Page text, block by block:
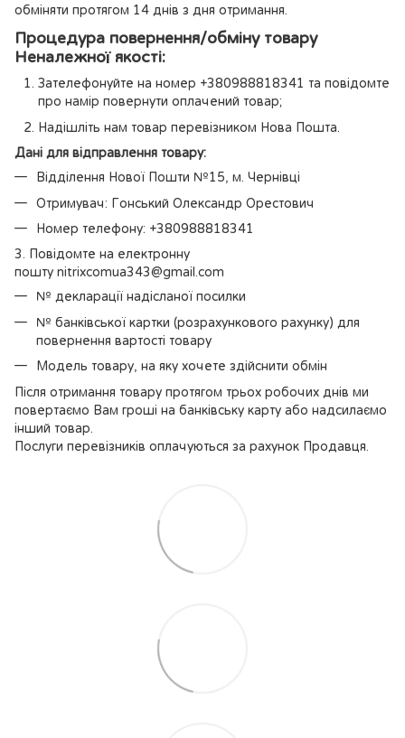
обміняти протягом 14 днів з дня отримання.
Процедура повернення/обміну товару
Неналежної якості:
Зателефонуйте на номер +380988818341 та повідомте
про намір повернути оплачений товар;
Надішліть нам товар перевізником Нова Пошта.
Дані для відправлення товару:
Відділення Нової Пошти №15, м. Чернівці
Отримувач: Гонський Олександр Орестович
Номер телефону: +380988818341
3. Повідомте на електронну
пошту nitrixcomua343@gmail.com
№ декларації надісланої посилки
№ банківської картки (розрахункового рахунку) для
повернення вартості товару
Модель товару, на яку хочете здійснити обмін
Після отримання товару протягом трьох робочих днів ми
повертаємо Вам гроші на банківську карту або надсилаємо
інший товар.
Послуги перевізників оплачуються за рахунок Продавця.